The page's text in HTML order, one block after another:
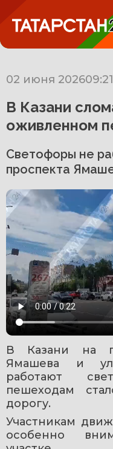
02 июня 202609:21
В Казани
оживленном
Светофоры не
проспекта
В Казани на
Ямашева и
работают
пешеходам
дорогу.
Участникам
особенно